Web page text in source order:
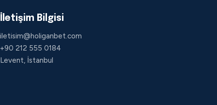
İletişim Bilgisi
iletisim@holiganbet.com
+90 212 555 0184
Levent, İstanbul